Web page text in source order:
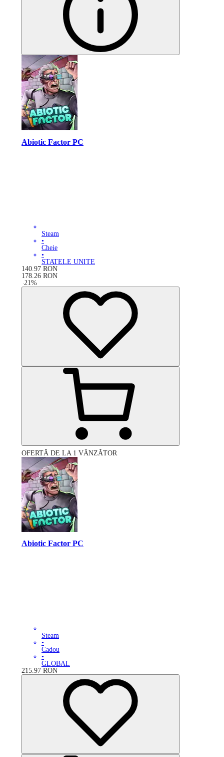
Abiotic Factor PC
Steam
•
Cheie
•
STATELE UNITE
140.97 RON
178.26 RON
-21%
OFERTĂ DE LA 1 VÂNZĂTOR
Abiotic Factor PC
Steam
•
Cadou
•
GLOBAL
215.97 RON